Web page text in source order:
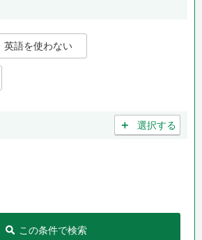
英語を使わない
＋ 選択する
この条件で検索